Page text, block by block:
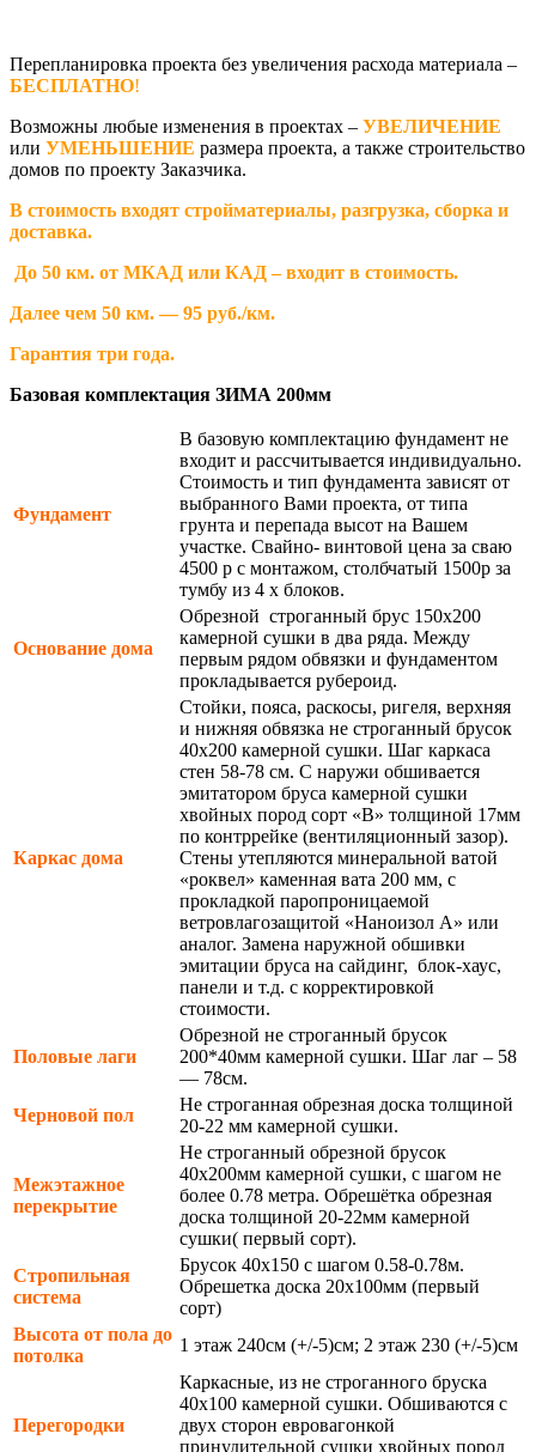
Перепланировка проекта без увеличения расхода материала –
БЕСПЛАТНО!
Возможны любые изменения в проектах – УВЕЛИЧЕНИЕ
или УМЕНЬШЕНИЕ размера проекта, а также строительство
домов по проекту Заказчика.
В стоимость входят стройматериалы, разгрузка, сборка и
доставка.
До 50 км. от МКАД или КАД – входит в стоимость.
Далее чем 50 км. — 95 руб./км.
Гарантия три года.
Базовая комплектация ЗИМА 200мм
Фундамент
В базовую комплектацию фундамент не
входит и рассчитывается индивидуально.
Стоимость и тип фундамента зависят от
выбранного Вами проекта, от типа
грунта и перепада высот на Вашем
участке. Свайно- винтовой цена за сваю
4500 р с монтажом, столбчатый 1500р за
тумбу из 4 х блоков.
Основание дома
Обрезной строганный брус 150х200
камерной сушки в два ряда. Между
первым рядом обвязки и фундаментом
прокладывается рубероид.
Каркас дома
Стойки, пояса, раскосы, ригеля, верхняя
и нижняя обвязка не строганный брусок
40х200 камерной сушки. Шаг каркаса
стен 58-78 см. С наружи обшивается
эмитатором бруса камерной сушки
хвойных пород сорт «В» толщиной 17мм
по контррейке (вентиляционный зазор).
Стены утепляются минеральной ватой
«роквел» каменная вата 200 мм, с
прокладкой паропроницаемой
ветровлагозащитой «Наноизол А» или
аналог. Замена наружной обшивки
эмитации бруса на сайдинг, блок-хаус,
панели и т.д. с корректировкой
стоимости.
Половые лаги
Обрезной не строганный брусок
200*40мм камерной сушки. Шаг лаг – 58
— 78см.
Черновой пол
Не строганная обрезная доска толщиной
20-22 мм камерной сушки.
Межэтажное
перекрытие
Не строганный обрезной брусок
40х200мм камерной сушки, с шагом не
более 0.78 метра. Обрешётка обрезная
доска толщиной 20-22мм камерной
сушки( первый сорт).
Стропильная
система
Брусок 40х150 с шагом 0.58-0.78м.
Обрешетка доска 20х100мм (первый
сорт)
Высота от пола до
потолка
1 этаж 240см (+/-5)см; 2 этаж 230 (+/-5)см
Перегородки
Каркасные, из не строганного бруска
40х100 камерной сушки. Обшиваются с
двух сторон евровагонкой
принудительной сушки хвойных пород